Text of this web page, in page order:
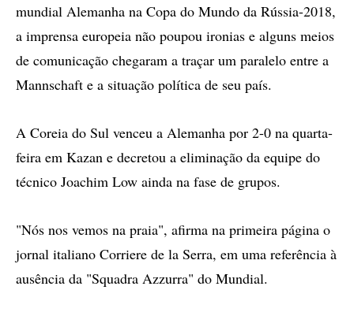
mundial Alemanha na Copa do Mundo da Rússia-2018,
a imprensa europeia não poupou ironias e alguns meios
de comunicação chegaram a traçar um paralelo entre a
Mannschaft e a situação política de seu país.
A Coreia do Sul venceu a Alemanha por 2-0 na quarta-
feira em Kazan e decretou a eliminação da equipe do
técnico Joachim Low ainda na fase de grupos.
"Nós nos vemos na praia", afirma na primeira página o
jornal italiano Corriere de la Serra, em uma referência à
ausência da "Squadra Azzurra" do Mundial.